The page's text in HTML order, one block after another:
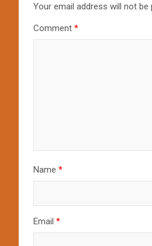
Your email address will not be
Comment *
Name *
Email *